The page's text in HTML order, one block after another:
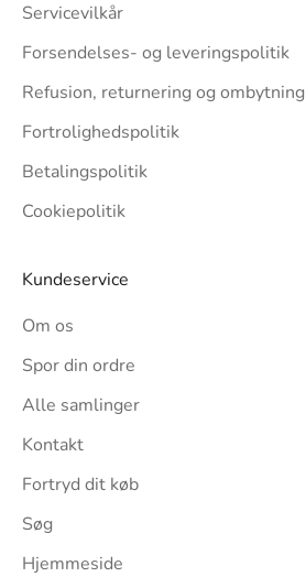
Servicevilkår
Forsendelses- og leveringspolitik
Refusion, returnering og ombytning
Fortrolighedspolitik
Betalingspolitik
Cookiepolitik
Kundeservice
Om os
Spor din ordre
Alle samlinger
Kontakt
Fortryd dit køb
Søg
Hjemmeside